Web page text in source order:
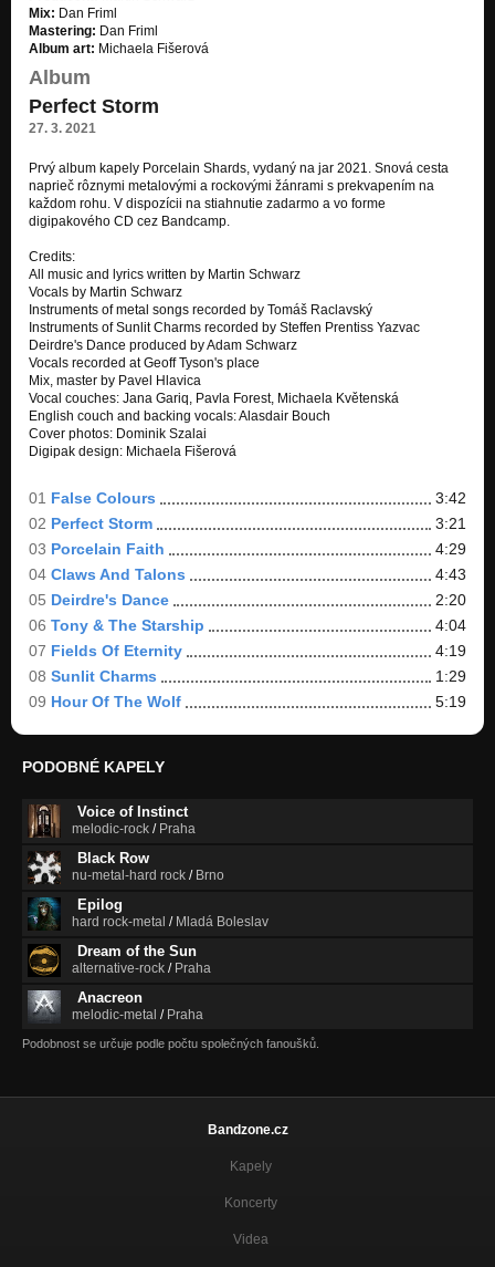
Perfect Storm
Perfect Storm
Deirdre's Dance
Hour Of The Wolf
Perfect Storm
Mix: Dan Friml
Mastering: Dan Friml
Album art: Michaela Fišerová
Album
Perfect Storm
27. 3. 2021
Prvý album kapely Porcelain Shards, vydaný na jar 2021. Snová cesta
naprieč rôznymi metalovými a rockovými žánrami s prekvapením na
každom rohu. V dispozícii na stiahnutie zadarmo a vo forme
digipakového CD cez Bandcamp.
Credits:
All music and lyrics written by Martin Schwarz
Vocals by Martin Schwarz
Instruments of metal songs recorded by Tomáš Raclavský
Instruments of Sunlit Charms recorded by Steffen Prentiss Yazvac
Deirdre's Dance produced by Adam Schwarz
Vocals recorded at Geoff Tyson's place
Mix, master by Pavel Hlavica
Vocal couches: Jana Gariq, Pavla Forest, Michaela Květenská
English couch and backing vocals: Alasdair Bouch
Cover photos: Dominik Szalai
Digipak design: Michaela Fišerová
01 False Colours
3:42
02 Perfect Storm
3:21
03 Porcelain Faith
4:29
04 Claws And Talons
4:43
05 Deirdre's Dance
2:20
06 Tony & The Starship
4:04
07 Fields Of Eternity
4:19
08 Sunlit Charms
1:29
09 Hour Of The Wolf 5:19
PODOBNÉ KAPELY
Voice of Instinct
melodic-rock / Praha
Black Row
nu-metal-hard rock / Brno
Epilog
hard rock-metal / Mladá Boleslav
Dream of the Sun
alternative-rock / Praha
Anacreon
melodic-metal / Praha
Podobnost se určuje podle počtu společných fanoušků.
Bandzone.cz
Kapely
Koncerty
Videa